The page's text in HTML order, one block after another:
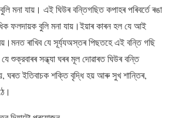
মনা যায়। এই ঘিউৰ বন্তিগছিত কপাহৰ পৰিবৰ্তে ৰঙা
ফলদায়ক বুলি মনা যায়।ইয়াৰ কাৰন হল যে আই
ৰাখিব যে সূৰ্য্যঅস্তৰ পিছতহে এই বন্তি গছি
শুক্রবাৰৰ সন্ধ্যা ঘৰৰ মূল দোৱাৰত ঘিউৰ বন্তি
ঘৰত ইতিবাচক শক্তি বৃদ্ধি হয় আৰু সুখ শান্তিৰ,